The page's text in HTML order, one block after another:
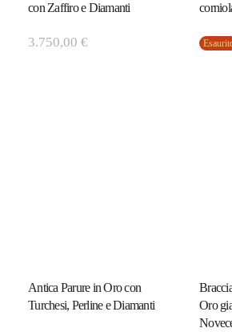
con Zaffiro e Diamanti
3.750,00 €
Antica Parure in Oro con
Turchesi, Perline e Diamanti
Oro